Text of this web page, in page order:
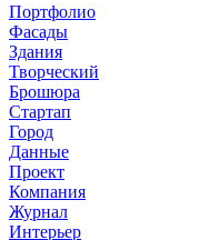
Портфолио
Фасады
Здания
Творческий
Брошюра
Стартап
Город
Данные
Проект
Компания
Журнал
Интерьер